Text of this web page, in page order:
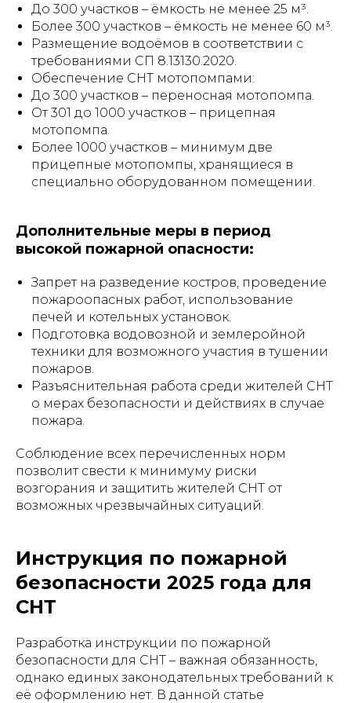
До 300 участков – ёмкость не менее 25 м³.
Более 300 участков – ёмкость не менее 60 м³.
Размещение водоёмов в соответствии с
требованиями СП 8.13130.2020.
Обеспечение СНТ мотопомпами:
До 300 участков – переносная мотопомпа.
От 301 до 1000 участков – прицепная
мотопомпа.
Более 1000 участков – минимум две
прицепные мотопомпы, хранящиеся в
специально оборудованном помещении.
Дополнительные меры в период
высокой пожарной опасности:
Запрет на разведение костров, проведение
пожароопасных работ, использование
печей и котельных установок.
Подготовка водовозной и землеройной
техники для возможного участия в тушении
пожаров.
Разъяснительная работа среди жителей СНТ
о мерах безопасности и действиях в случае
пожара.
Соблюдение всех перечисленных норм
позволит свести к минимуму риски
возгорания и защитить жителей СНТ от
возможных чрезвычайных ситуаций.
Инструкция по пожарной
безопасности 2025 года для
СНТ
Разработка инструкции по пожарной
безопасности для СНТ – важная обязанность,
однако единых законодательных требований к
её оформлению нет. В данной статье